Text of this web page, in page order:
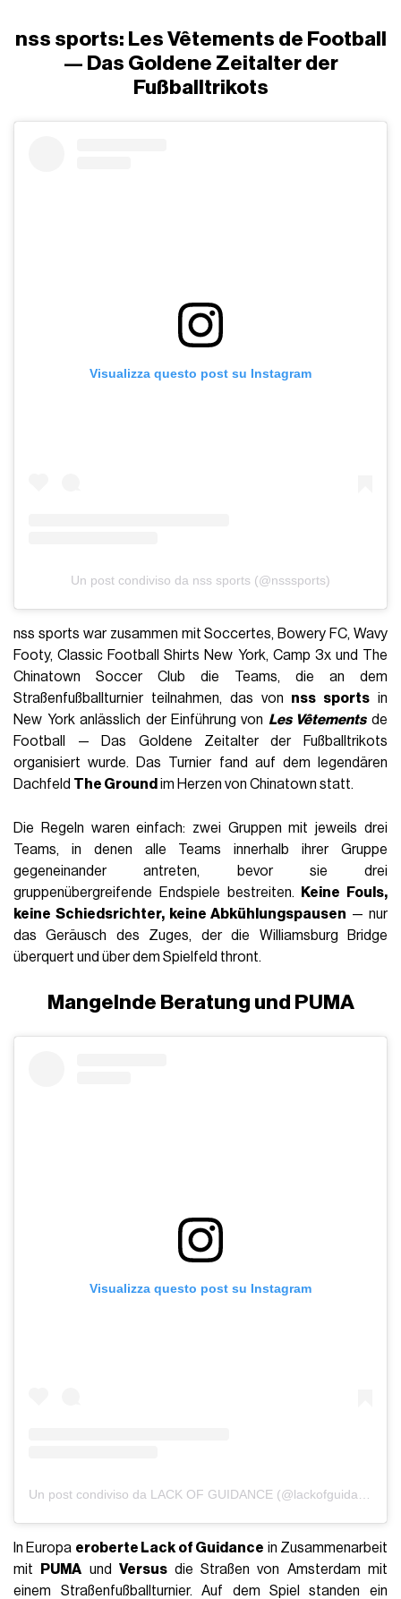
nss sports: Les Vêtements de Football
— Das Goldene Zeitalter der
Fußballtrikots
Visualizza questo post su Instagram
Un post condiviso da nss sports (@nsssports)
nss sports war zusammen mit Soccertes, Bowery FC, Wavy
Footy, Classic Football Shirts New York, Camp 3x und The
Chinatown Soccer Club die Teams, die an dem
Straßenfußballturnier teilnahmen, das von nss sports in
New York anlässlich der Einführung von Les Vêtementsde
Football — Das Goldene Zeitalter der Fußballtrikots
organisiert wurde. Das Turnier fand auf dem legendären
Dachfeld The Ground im Herzen von Chinatown statt.
Die Regeln waren einfach: zwei Gruppen mit jeweils drei
Teams, in denen alle Teams innerhalb ihrer Gruppe
gegeneinander antreten, bevor sie drei
gruppenübergreifende Endspiele bestreiten.
Keine Fouls,
keine Schiedsrichter, keine Abkühlungspausen — nur
das Geräusch des Zuges, der die Williamsburg Bridge
überquert und über dem Spielfeld thront.
Mangelnde Beratung und PUMA
Visualizza questo post su Instagram
In Europa eroberte Lack of Guidance in Zusammenarbeit
mit
PUMA und Versusdie Straßen von Amsterdam mit
einem Straßenfußballturnier. Auf dem Spiel standen ein